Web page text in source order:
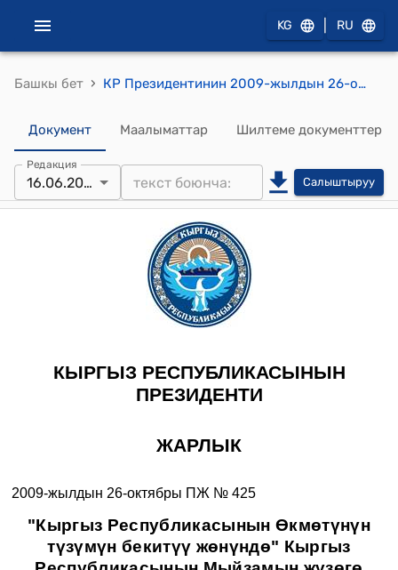
KG RU
Башкы бет › КР Президентинин 2009-жылдын 26-октябрындагы ПЖ №425 "Кыргыз Республикасынын Өкмөтүнүн түзүмүн бекитүү жөнүндө" Кыргыз Республикасынын Мыйзамын жүзөгө ашырууну камсыз кылуу боюнча иш-чаралар тууралу" жарлыгы
Документ Маалыматтар Шилтеме документтер
Редакция
16.06.2011 Салыштыруу